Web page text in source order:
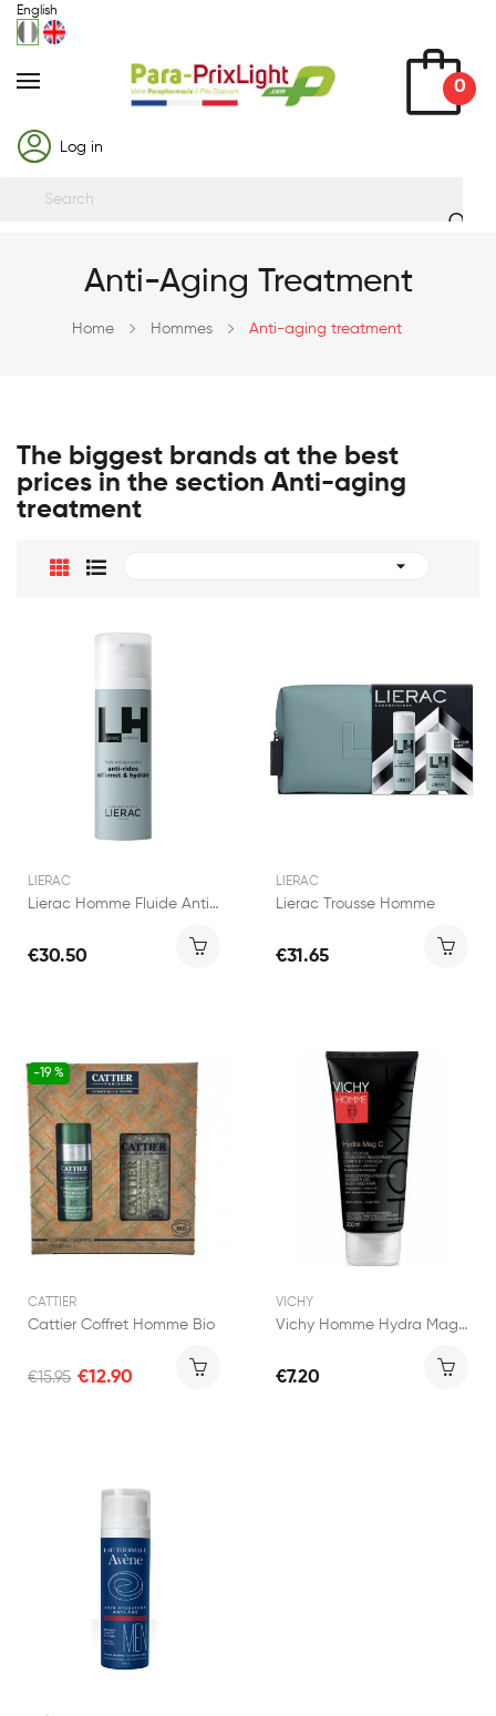
English
0
Log in
Anti-Aging Treatment
Home Hommes Anti-aging treatment
The biggest brands at the best
prices in the section Anti-aging
treatment

LIERAC
Lierac Homme Fluide Anti-Âge Global 50ml
€30.50
LIERAC
Lierac Trousse Homme
€31.65
-19 %
CATTIER
Cattier Coffret Homme Bio
€15.95 €12.90
VICHY
Vichy Homme Hydra Mag-C Gel Douche Hydratant...
€7.20